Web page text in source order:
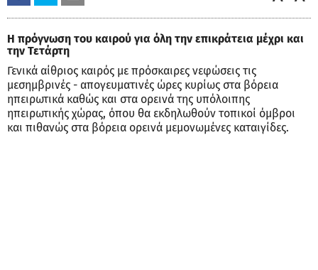
Η πρόγνωση του καιρού για όλη την επικράτεια μέχρι και
την Τετάρτη
Γενικά αίθριος καιρός με πρόσκαιρες νεφώσεις τις
μεσημβρινές - απογευματινές ώρες κυρίως στα βόρεια
ηπειρωτικά καθώς και στα ορεινά της υπόλοιπης
ηπειρωτικής χώρας, όπου θα εκδηλωθούν τοπικοί όμβροι
και πιθανώς στα βόρεια ορεινά μεμονωμένες καταιγίδες.